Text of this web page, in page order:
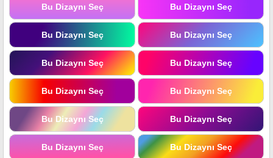
Bu Dizaynı Seç Bu Dizaynı Seç
Bu Dizaynı Seç Bu Dizaynı Seç
Bu Dizaynı Seç Bu Dizaynı Seç
Bu Dizaynı Seç Bu Dizaynı Seç
Bu Dizaynı Seç Bu Dizaynı Seç
Bu Dizaynı Seç Bu Dizaynı Seç